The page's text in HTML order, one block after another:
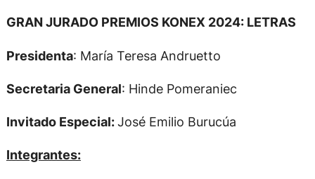
GRAN JURADO PREMIOS KONEX 2024: LETRAS
Presidenta: María Teresa Andruetto
Secretaria General: Hinde Pomeraniec
Invitado Especial:José Emilio Burucúa
Integrantes: